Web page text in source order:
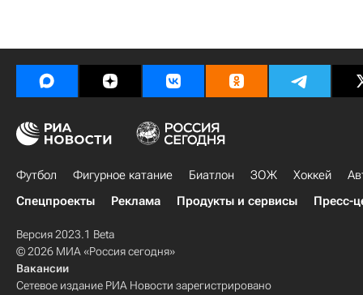
Футбол Фигурное катание Биатлон ЗОЖ Хоккей
Спецпроекты
Реклама Продукты и сервисы Пресс-
Версия 2023.1 Beta
© 2026 МИА «Россия сегодня»
Вакансии
Сетевое издание РИА Новости зарегистрировано